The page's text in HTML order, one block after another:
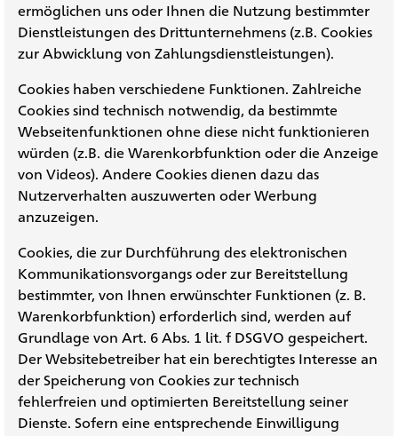
ermöglichen uns oder Ihnen die Nutzung bestimmter
Dienstleistungen des Drittunternehmens (z.B. Cookies
zur Abwicklung von Zahlungsdienstleistungen).
Cookies haben verschiedene Funktionen. Zahlreiche
Cookies sind technisch notwendig, da bestimmte
Webseitenfunktionen ohne diese nicht funktionieren
würden (z.B. die Warenkorbfunktion oder die Anzeige
von Videos). Andere Cookies dienen dazu das
Nutzerverhalten auszuwerten oder Werbung
anzuzeigen.
Cookies, die zur Durchführung des elektronischen
Kommunikationsvorgangs oder zur Bereitstellung
bestimmter, von Ihnen erwünschter Funktionen (z. B.
Warenkorbfunktion) erforderlich sind, werden auf
Grundlage von Art. 6 Abs. 1 lit. f DSGVO gespeichert.
Der Websitebetreiber hat ein berechtigtes Interesse an
der Speicherung von Cookies zur technisch
fehlerfreien und optimierten Bereitstellung seiner
Dienste. Sofern eine entsprechende Einwilligung